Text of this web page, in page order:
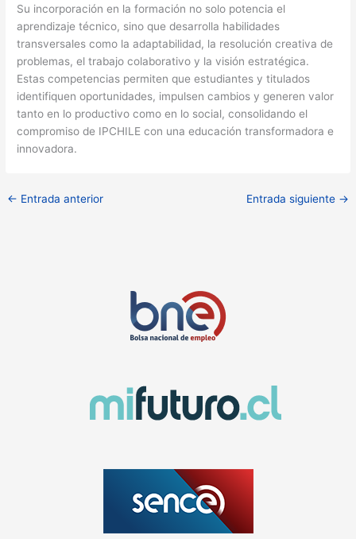
Su incorporación en la formación no solo potencia el
aprendizaje técnico, sino que desarrolla habilidades
transversales como la adaptabilidad, la resolución creativa de
problemas, el trabajo colaborativo y la visión estratégica.
Estas competencias permiten que estudiantes y titulados
identifiquen oportunidades, impulsen cambios y generen valor
tanto en lo productivo como en lo social, consolidando el
compromiso de IPCHILE con una educación transformadora e
innovadora.
← Entrada anterior Entrada siguiente →